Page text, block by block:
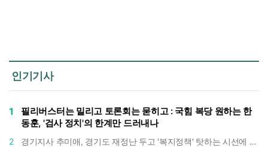
인기기사
1
필리버스터는 밀리고 토론회는 묻히고 : 국힘 복당 원하는 한
동훈, '검사 정치'의 한계만 드러내나
2
경기지사 추미애, 경기도 재정난 두고 '복지정책' 탓하는 시선에 정면 반박 : "고령자와 아이 인구 급증"